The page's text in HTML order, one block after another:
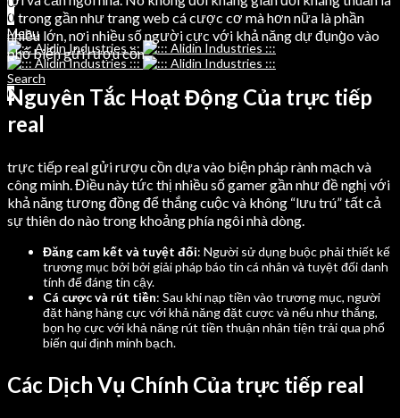
0
0
Menu
Search
0
1 trong gần như trang web cá cược cơ mà hơn nữa là phần
nhiều lớn, nơi nhiều số người cực với khả năng dự đụng̀o vào
phổ biến gửi rượu cồn.
Nguyên Tắc Hoạt Động Của trực tiếp
real
trực tiếp real gửi rượu cồn dựa vào biện pháp rành mạch và
công minh. Điều này tức thị nhiều số gamer gần như đề nghị với
khả năng tương đồng để thắng cuộc và không “lưu trú” tất cả
sự thiên do nào trong khoảng phía ngôi nhà dòng.
Đăng cam kết và tuyệt đối: Người sử dụng buộc phải thiết kế
trương mục bởi bởi giải pháp báo tin cá nhân và tuyệt đối danh
tính để đáng tin cậy.
Cá cược và rút tiền: Sau khi nạp tiền vào trương mục, người
đặt hàng hàng cực với khả năng đặt cược và nếu như thắng,
bọn họ cực với khả năng rút tiền thuận nhân tiện trải qua phổ
biến qui định minh bạch.
Các Dịch Vụ Chính Của trực tiếp real